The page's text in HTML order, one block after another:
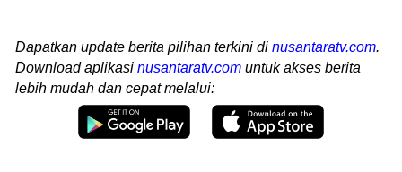
Dapatkan update berita pilihan terkini di nusantaratv.com.
Download aplikasi nusantaratv.com untuk akses berita
lebih mudah dan cepat melalui: